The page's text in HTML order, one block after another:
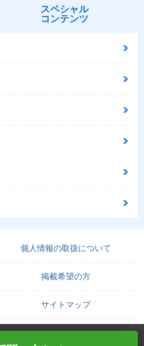
スペシャル
コンテンツ
個人情報の取扱について
掲載希望の方
サイトマップ